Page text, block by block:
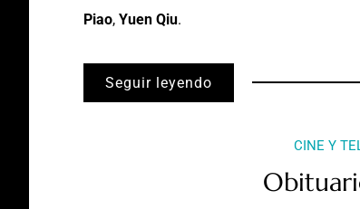
Piao, Yuen Qiu.
Seguir leyendo
CINE Y